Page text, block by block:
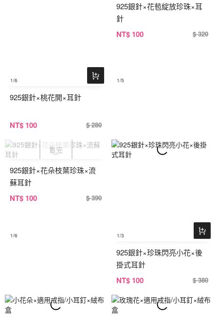
1/6
925銀針×桃花開×耳針
NT$ 100 $ 280
1/5
925銀針×花苞綻放珍珠×耳
針
NT$ 100 $ 320
1/6
925銀針×花朵枝葉珍珠×流
蘇耳針
NT$ 100 $ 390
1/3
925銀針×珍珠閃亮小花×後
掛式耳針
NT$ 100 $ 380